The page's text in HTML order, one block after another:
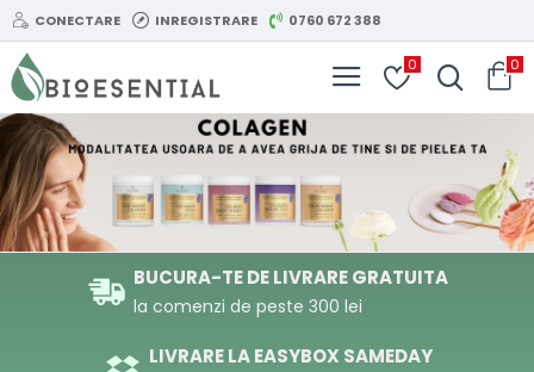
Bioesential.ro
CONECTARE INREGISTRARE 0760 672 388
0 0
BUCURA-TE DE LIVRARE GRATUITA
la comenzi de peste 300 lei
LIVRARE LA EASYBOX SAMEDAY